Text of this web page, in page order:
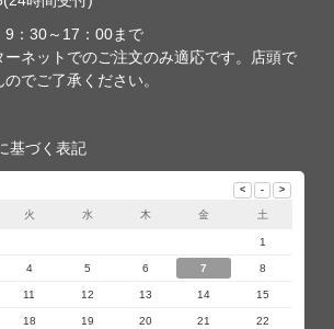
：30～17：00まで
ネットでのご注文のみ適応です。店頭で
でご了承ください。
基づく表記
火 水 木 金 土
1
4 5 6 7 8
11 12 13 14 15
18 19 20 21 22